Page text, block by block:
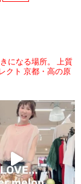
になる場所。
上質
クト 京都・高の原